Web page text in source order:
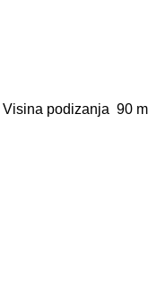
Visina podizanja 90 m